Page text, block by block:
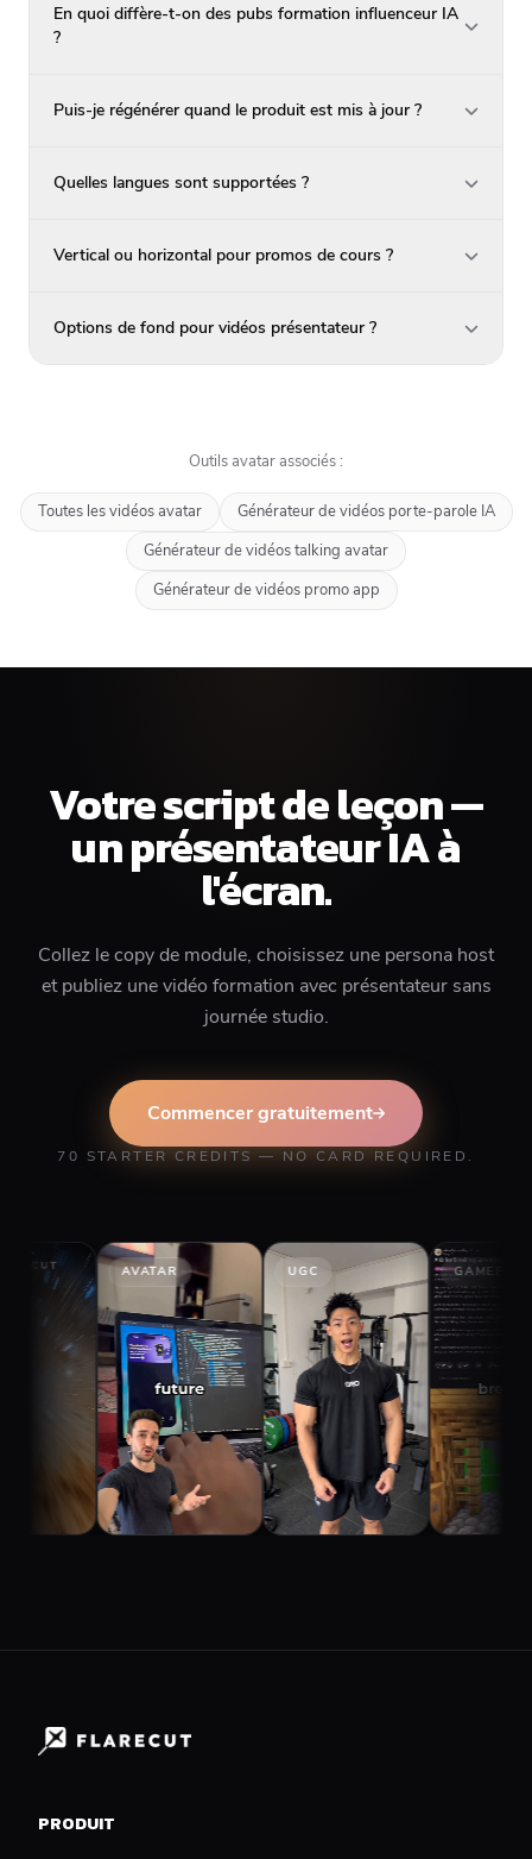
En quoi diffère-t-on des pubs formation influenceur IA
?
Puis-je régénérer quand le produit est mis à jour ?
Quelles langues sont supportées ?
Vertical ou horizontal pour promos de cours ?
Options de fond pour vidéos présentateur ?
Outils avatar associés :
Toutes les vidéos avatar
Générateur de vidéos porte-parole IA
Générateur de vidéos talking avatar
Générateur de vidéos promo app
Votre script de leçon —
un présentateur IA à
l'écran.
Collez le copy de module, choisissez une persona host
et publiez une vidéo formation avec présentateur sans
journée studio.
Commencer gratuitement
70 STARTER CREDITS — NO CARD REQUIRED.
AVATAR UGC GAMEPLAY
PRODUIT